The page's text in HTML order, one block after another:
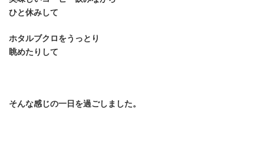
ひと休みして
ホタルブクロをうっとり
眺めたりして
そんな感じの一日を過ごしました。